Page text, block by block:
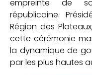
empreinte de
républicaine.
Région des
cette cérémonie
la dynamique de
par les plus hautes